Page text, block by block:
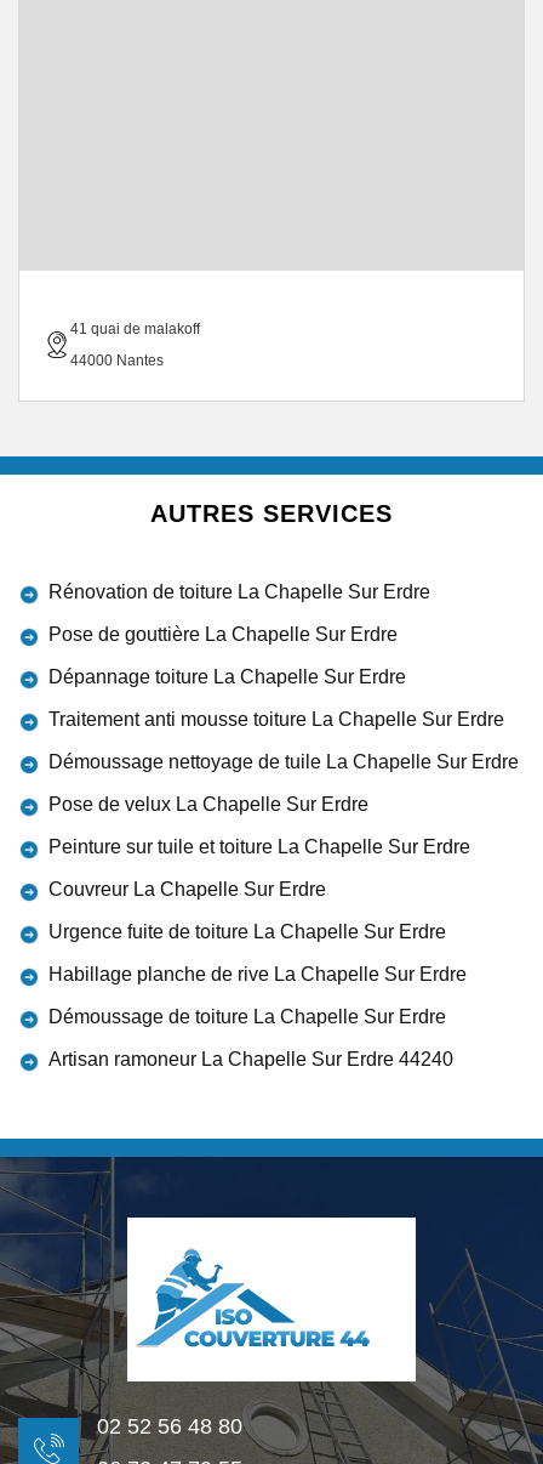
41 quai de malakoff
44000 Nantes
AUTRES SERVICES
Rénovation de toiture La Chapelle Sur Erdre
Pose de gouttière La Chapelle Sur Erdre
Dépannage toiture La Chapelle Sur Erdre
Traitement anti mousse toiture La Chapelle Sur Erdre
Démoussage nettoyage de tuile La Chapelle Sur Erdre
Pose de velux La Chapelle Sur Erdre
Peinture sur tuile et toiture La Chapelle Sur Erdre
Couvreur La Chapelle Sur Erdre
Urgence fuite de toiture La Chapelle Sur Erdre
Habillage planche de rive La Chapelle Sur Erdre
Démoussage de toiture La Chapelle Sur Erdre
Artisan ramoneur La Chapelle Sur Erdre 44240
02 52 56 48 80